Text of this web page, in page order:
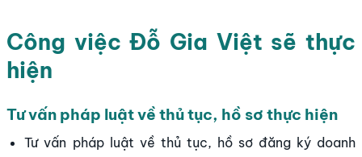
Công việc Đỗ Gia Việt sẽ thực
hiện
Tư vấn pháp luật về thủ tục, hồ sơ thực hiện
Tư vấn pháp luật về thủ tục, hồ sơ đăng ký doanh